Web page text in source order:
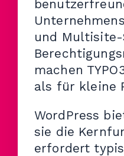
und
machen
als für kleine
WordPress
sie die
erfordert